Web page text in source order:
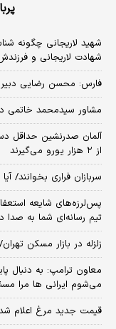
شهید لاریجانی چگونه
شهادت لاریجانی و
فارس: محسن رضایی
مشاور سیدمحمد خاتمی
آلمان صدرنشین حداقل
از ۲ هزار یورو می‌گیرند
سربازان فراری بخوانند/
پس‌لرزه‌های شایعه
تیم رسانه‌ای شما به صدا
زلزله در بازار مسکن تهران/ قیمت‌ها ۲ برابر
معاون ترامپ: به دنبال
می‌شوم ایرانی ها مرا
قیمت جدید مرغ اعلام